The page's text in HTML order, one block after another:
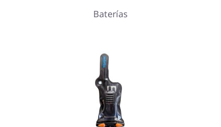
Baterías